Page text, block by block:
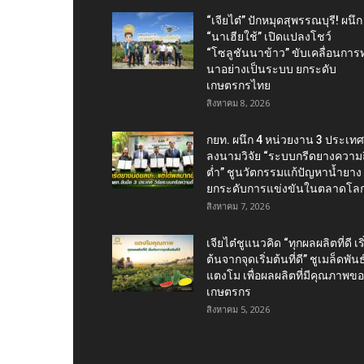
“เจียไต๋” ปักหมุดสุพรรณบุรี! ผนึก
“นาเฮียใช้” เปิดแปลงโชว์
“โซลูชันนาข้าว” ขับเคลื่อนการ
นาอย่างเป็นระบบ ยกระดับ
เกษตรกรไทย
สิงหาคม 8, 2026
กยท. ผนึก 4 หน่วยงาน 3 ประเทศ
ลงนามวิจัย “ระบบกรีดยางควา
ต่ำ” ชูนวัตกรรมแก้ปัญหาน้ำยาง
ยกระดับการแข่งขันในตลาดโล
สิงหาคม 7, 2026
เจียไต๋ชูแนวคิด “ทุกผลผลิตที่ดี เ
ต้นจากจุดเริ่มต้นที่ดี” ชูเมล็ดพัน
แตงโม เพื่อผลผลิตที่มีคุณภาพขอ
เกษตรกร
สิงหาคม 5, 2026